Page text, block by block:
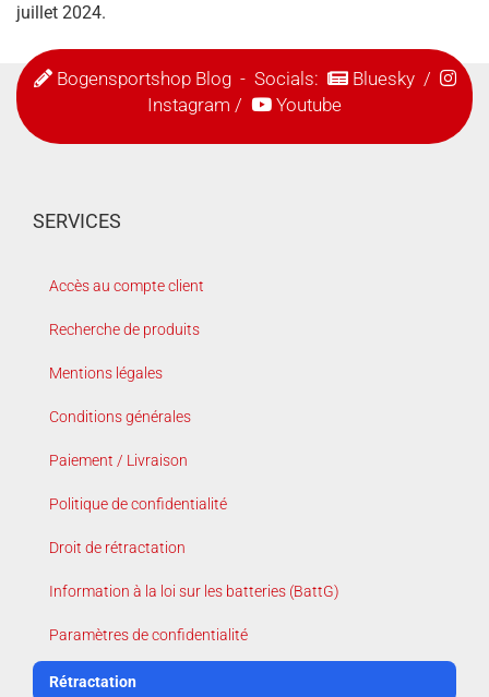
juillet 2024.
Bogensportshop Blog- Socials: Bluesky/
Instagram / Youtube
SERVICES
Accès au compte client
Recherche de produits
Mentions légales
Conditions générales
Paiement / Livraison
Politique de confidentialité
Droit de rétractation
Information à la loi sur les batteries (BattG)
Paramètres de confidentialité
Rétractation